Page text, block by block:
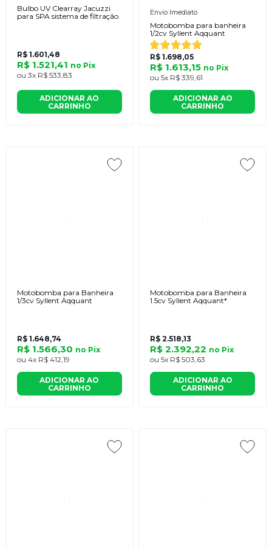
Bulbo UV Clearray Jacuzzi
para SPA sistema de filtração
R$ 1.601,48
R$ 1.521,41 no Pix
ou 3x R$ 533,83
ADICIONAR AO
CARRINHO
Envio Imediato
Motobomba para banheira
1/2cv Syllent Aqquant
R$ 1.698,05
R$ 1.613,15 no Pix
ou 5x R$ 339,61
ADICIONAR AO
CARRINHO
Motobomba para Banheira
1/3cv Syllent Aqquant
R$ 1.648,74
R$ 1.566,30 no Pix
ou 4x R$ 412,19
ADICIONAR AO
CARRINHO
Motobomba para Banheira
1.5cv Syllent Aqquant*
R$ 2.518,13
R$ 2.392,22 no Pix
ou 5x R$ 503,63
ADICIONAR AO
CARRINHO